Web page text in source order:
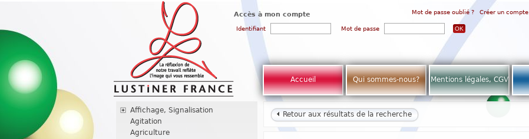
Accès à mon compte Mot de passe oublié ? Créer un compte
Identifiant Mot de passe
Accueil Qui sommes-nous? Mentions légales, CGV
Affichage, Signalisation
Agitation
Agriculture
Retour aux résultats de la recherche